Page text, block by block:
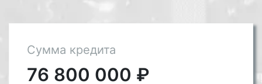
Сумма кредита
76 800 000 ₽